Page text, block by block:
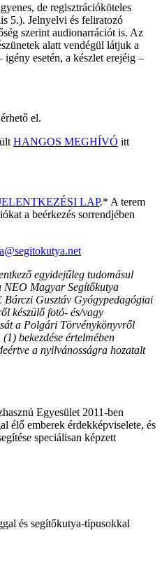
de regisztrációköteles
5.). Jelnyelvi és feliratozó
szerint audionarrációt is. Az
alatt vendégül látjuk a
esetén, a készlet erejéig –
el.
HANGOS MEGHÍVÓ itt
LAP.* A terem
a beérkezés sorrendjében
egyidejűleg tudomásul
NEO Magyar Segítőkutya
Bárczi Gusztáv Gyógypedagógiai
készülő fotó- és/vagy
a Polgári Törvénykönyvről
bekezdése értelmében
a nyilvánosságra hozatalt
Egyesület 2011-ben
élő emberek érdekképviselete, és
speciálisan képzett
és segítőkutya-típusokkal